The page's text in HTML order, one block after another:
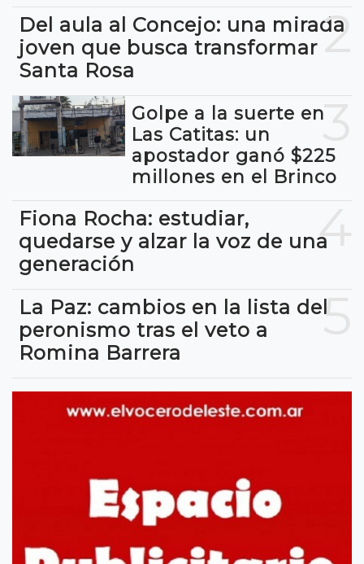
2
Del aula al Concejo: una mirada
joven que busca transformar
Santa Rosa
3
Golpe a la suerte en
Las Catitas: un
apostador ganó $225
millones en el Brinco
4
Fiona Rocha: estudiar,
quedarse y alzar la voz de una
generación
5
La Paz: cambios en la lista del
peronismo tras el veto a
Romina Barrera